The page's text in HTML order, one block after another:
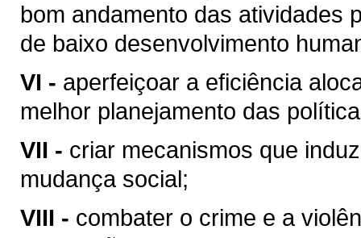
bom andamento das atividades
de baixo desenvolvimento
VI - aperfeiçoar a eficiência
melhor planejamento das
VII - criar mecanismos que
mudança social;
VIII - combater o crime e a